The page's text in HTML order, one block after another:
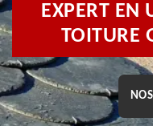
EXPERT EN
TOITURE